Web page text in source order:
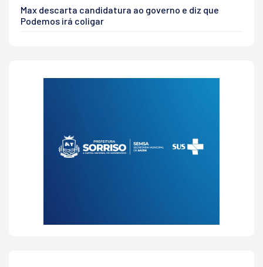
Max descarta candidatura ao governo e diz que
Podemos irá coligar